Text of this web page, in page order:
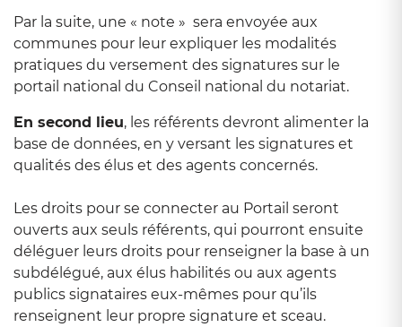
Par la suite, une « note » sera envoyée aux
communes pour leur expliquer les modalités
pratiques du versement des signatures sur le
portail national du Conseil national du notariat.
En second lieu, les référents devront alimenter la
base de données, en y versant les signatures et
qualités des élus et des agents concernés.
Les droits pour se connecter au Portail seront
ouverts aux seuls référents, qui pourront ensuite
déléguer leurs droits pour renseigner la base à un
subdélégué, aux élus habilités ou aux agents
publics signataires eux-mêmes pour qu’ils
renseignent leur propre signature et sceau.